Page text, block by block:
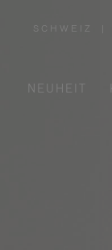
SCHWEIZ
,
AUS
NEUHEIT